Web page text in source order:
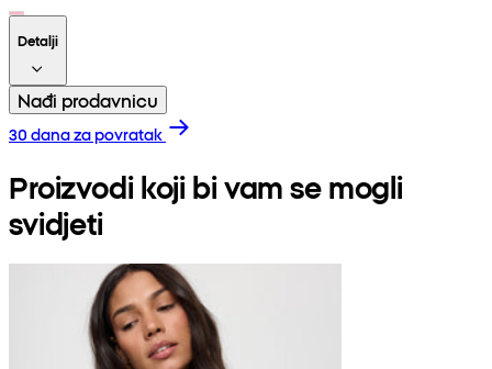
Detalji
Nađi prodavnicu
30 dana za povratak
Proizvodi koji bi vam se mogli
svidjeti